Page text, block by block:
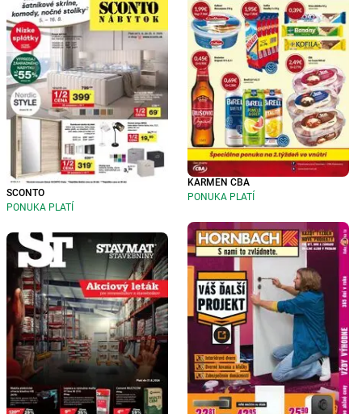
SCONTO
PONUKA PLATÍ
KARMEN CBA
PONUKA PLATÍ